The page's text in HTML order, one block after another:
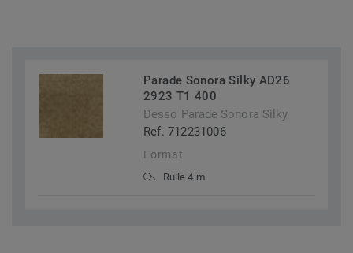
Parade Sonora Silky AD26
2923 T1 400
Desso Parade Sonora Silky
Ref. 712231006
Format
Rulle 4 m